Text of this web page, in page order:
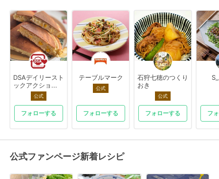
DSAデイリースト
ックアクショ...
公式
フォローする
テーブルマーク
公式
フォローする
石狩七穂のつくり
おき
公式
フォローする フ
公式ファンページ新着レシピ